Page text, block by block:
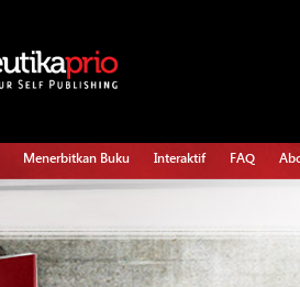
Menerbitkan Buku Interaktif FAQ